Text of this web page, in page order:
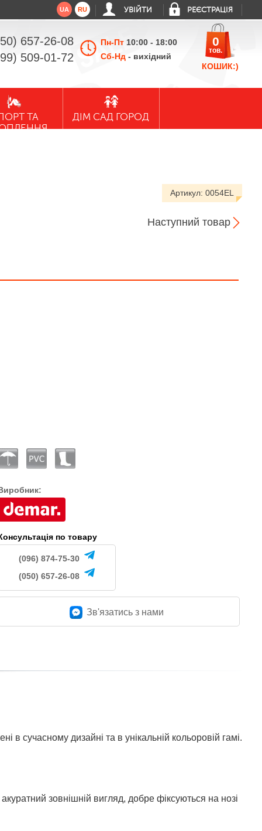
UA RU УВІЙТИ РЕЄСТРАЦІЯ
657-26-08
509-01-72
Пн-Пт 10:00 - 18:00
Сб-Нд - вихідний
КОШИК:)
0
тов.
ТА
ДІМ САД ГОРОД
Артикул: 0054EL
Наступний товар
по товару
(096) 874-75-30
(050) 657-26-08
Зв'язатись з нами
в сучасному дизайні та в унікальній кольоровій гамі.
зовнішній вигляд, добре фіксуються на нозі